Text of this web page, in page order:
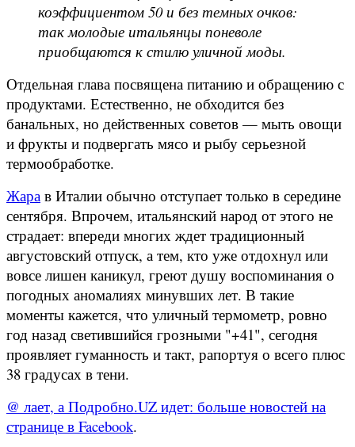
коэффициентом 50 и без темных очков:
так молодые итальянцы поневоле
приобщаются к стилю уличной моды.
Отдельная глава посвящена питанию и обращению с
продуктами. Естественно, не обходится без
банальных, но действенных советов — мыть овощи
и фрукты и подвергать мясо и рыбу серьезной
термообработке.
Жара в Италии обычно отступает только в середине
сентября. Впрочем, итальянский народ от этого не
страдает: впереди многих ждет традиционный
августовский отпуск, а тем, кто уже отдохнул или
вовсе лишен каникул, греют душу воспоминания о
погодных аномалиях минувших лет. В такие
моменты кажется, что уличный термометр, ровно
год назад светившийся грозными "+41", сегодня
проявляет гуманность и такт, рапортуя о всего плюс
38 градусах в тени.
@ лает, а Подробно.UZ идет: больше новостей на
странице в Facebook.